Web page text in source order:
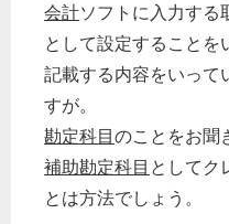
会計ソフトに入力する
として設定することを
記載する内容をいって
すが。
勘定科目のことをお聞
補助勘定科目 としてク
とは方法でしょう。